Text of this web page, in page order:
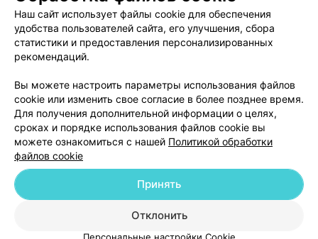
Вакансии
Партнеры
Написать руководителю 103.by
Обработка персональных данных
© 2026 ООО «Артокс Лаб», УНП 191700409
| 220012, Республика Беларусь,
Служба поддержки +375 291212755
Наш сайт использует файлы cookie для обеспечения
удобства пользователей сайта, его улучшения, сбора
статистики и предоставления персонализированных
рекомендаций.
Вы можете настроить параметры использования файлов
cookie или изменить свое согласие в более позднее время.
Для получения дополнительной информации о целях,
сроках и порядке использования файлов cookie вы
можете ознакомиться с нашей Политикой обработки
файлов cookie
Отклонить
Принять